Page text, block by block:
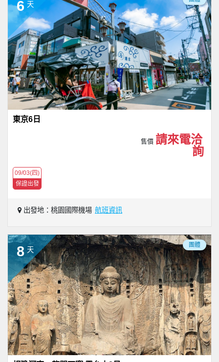
6 天
東京6日
售價 請來電洽
詢
09/03(四)
保證出發
出發地：桃園國際機場 航班資訊
8 天
團體